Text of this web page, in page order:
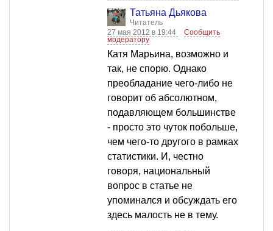
Татьяна Дьякова
Читатель
27 мая 2012 в 19:44
Сообщить
модератору
Катя Марьина, возможно и
так, не спорю. Однако
преобладание чего-либо не
говорит об абсолютном,
подавляющем большинстве
- просто это чуток побольше,
чем чего-то другого в рамках
статистики. И, честно
говоря, национальный
вопрос в статье не
упоминался и обсуждать его
здесь малость не в тему.